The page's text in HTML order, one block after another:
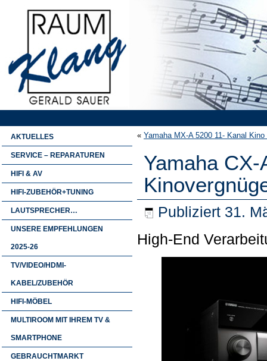
AKTUELLES
SERVICE – REPARATUREN
HIFI & AV
HIFI-ZUBEHÖR+TUNING
LAUTSPRECHER…
UNSERE EMPFEHLUNGEN
2025-26
TV/VIDEO/HDMI-
KABEL/ZUBEHÖR
HIFI-MÖBEL
MULTIROOM MIT IHREM TV &
SMARTPHONE
GEBRAUCHTMARKT
« Yamaha MX-A 5200 11- Kanal
Yamaha
Publiziert 31.
High-End